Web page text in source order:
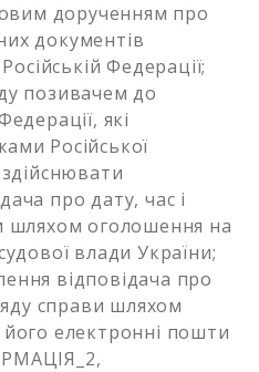
дорученням про
документів
Федерації;
позивачем до
які
Російської
про дату, час і
шляхом оголошення на
влади України;
відповідача про
справи шляхом
електронні пошти